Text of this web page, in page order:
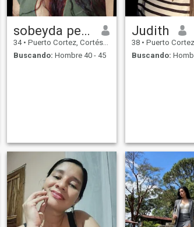
sobeyda pereira
34 • Puerto Cortez, Cortés, Honduras
Buscando: Hombre 40 - 45
Judith
38 • Puerto Cortez,
Buscando: